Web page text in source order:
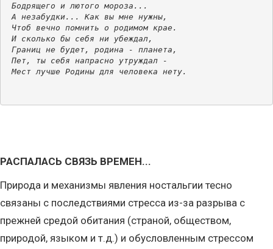
Бодрящего и лютого мороза...
А незабудки... Как вы мне нужны,
Чтоб вечно помнить о родимом крае.
И сколько бы себя ни убеждал,
Границ не будет, родина - планета,
Пет, ты себя напрасно утруждал -
Мест лучше Родины для человека нету.
РАСПАЛАСЬ СВЯЗЬ ВРЕМЕН...
Природа и механизмы явления ностальгии тесно
связаны с последствиями стресса из-за разрыва с
прежней средой обитания (страной, обществом,
природой, языком и т.д.) и обусловленным стрессом